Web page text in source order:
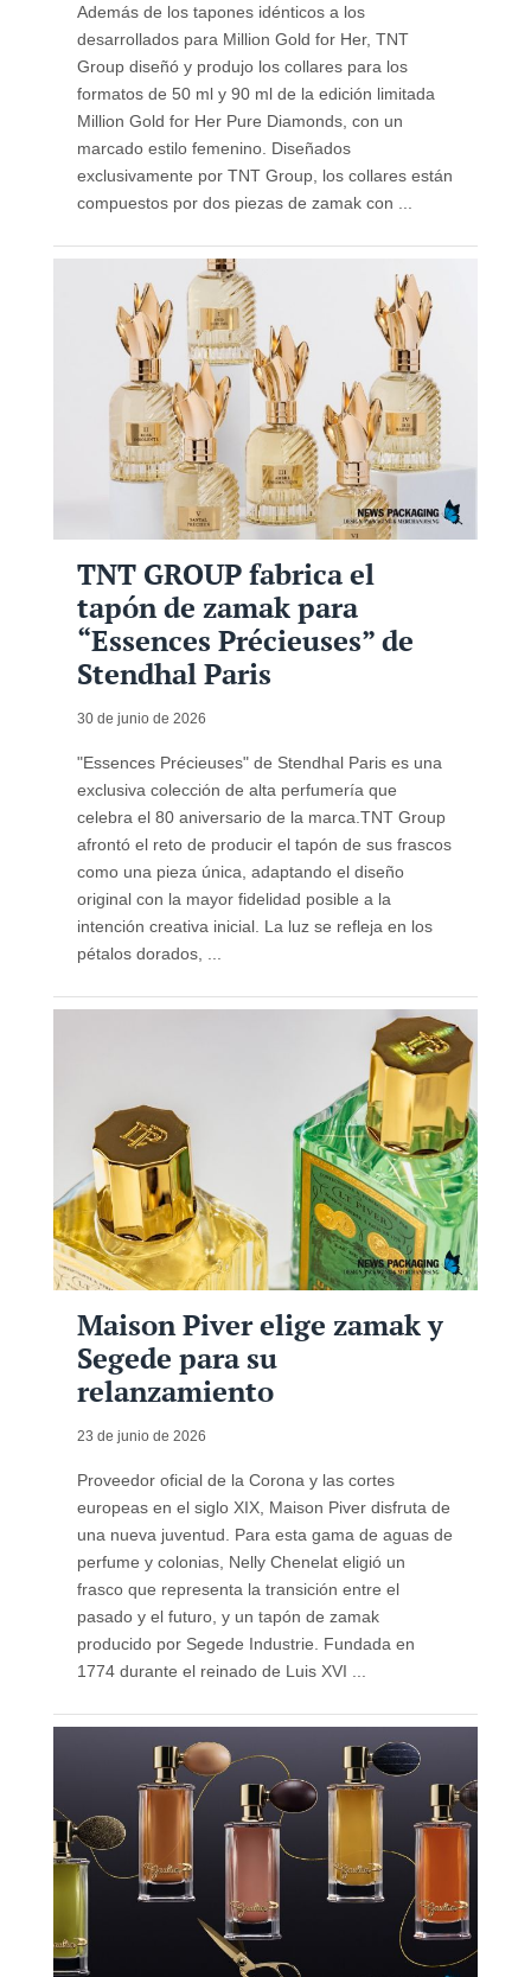
Además de los tapones idénticos a los
desarrollados para Million Gold for Her, TNT
Group diseñó y produjo los collares para los
formatos de 50 ml y 90 ml de la edición limitada
Million Gold for Her Pure Diamonds, con un
marcado estilo femenino. Diseñados
exclusivamente por TNT Group, los collares están
compuestos por dos piezas de zamak con ...
TNT GROUP fabrica el
tapón de zamak para
“Essences Précieuses” de
Stendhal Paris
30 de junio de 2026
"Essences Précieuses" de Stendhal Paris es una
exclusiva colección de alta perfumería que
celebra el 80 aniversario de la marca.TNT Group
afrontó el reto de producir el tapón de sus frascos
como una pieza única, adaptando el diseño
original con la mayor fidelidad posible a la
intención creativa inicial. La luz se refleja en los
pétalos dorados, ...
Maison Piver elige zamak y
Segede para su
relanzamiento
23 de junio de 2026
Proveedor oficial de la Corona y las cortes
europeas en el siglo XIX, Maison Piver disfruta de
una nueva juventud. Para esta gama de aguas de
perfume y colonias, Nelly Chenelat eligió un
frasco que representa la transición entre el
pasado y el futuro, y un tapón de zamak
producido por Segede Industrie. Fundada en
1774 durante el reinado de Luis XVI ...